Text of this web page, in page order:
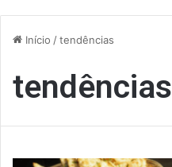
Início /tendências
tendências